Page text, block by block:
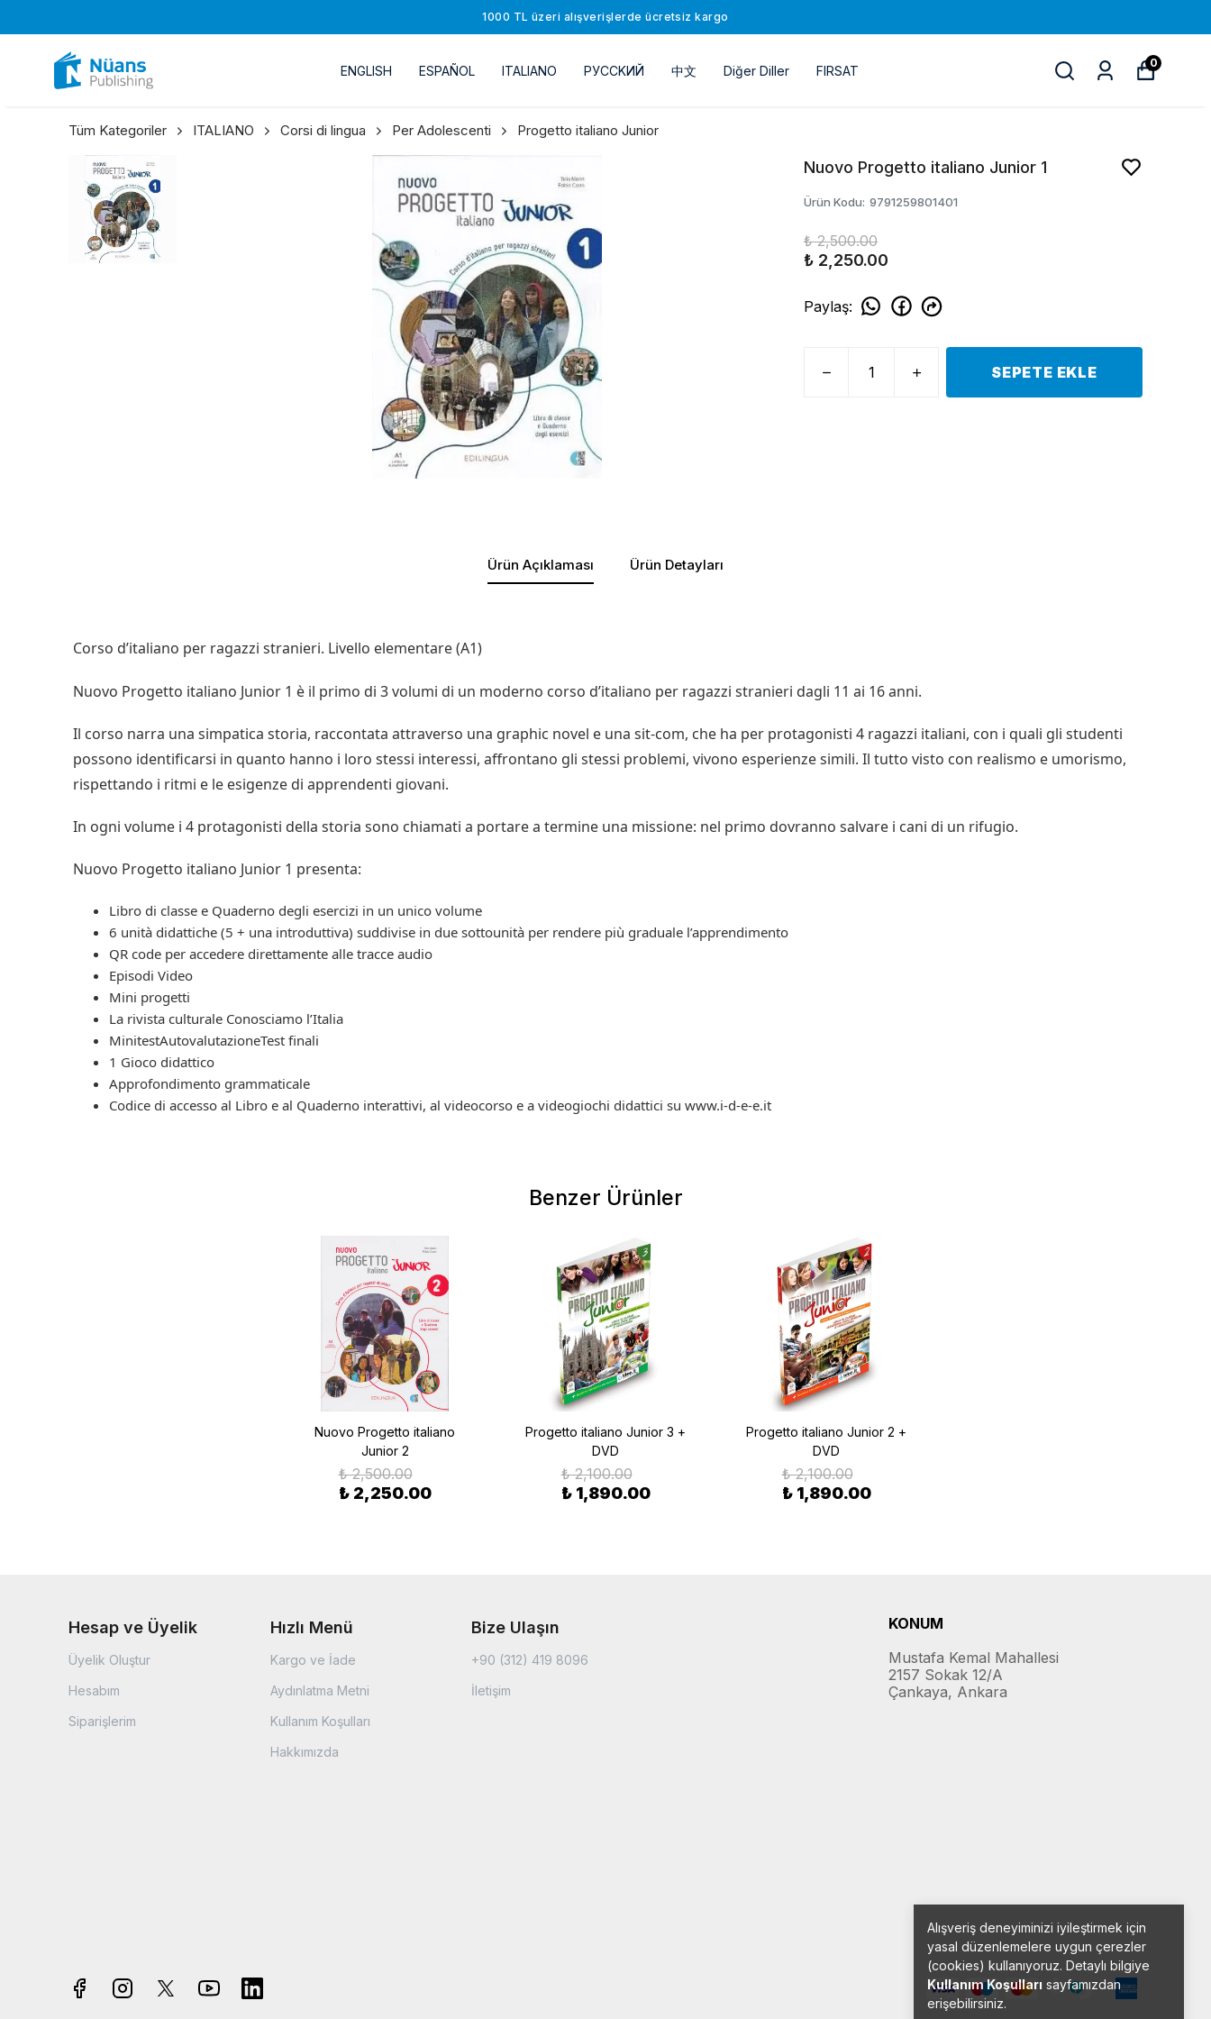
1000 TL üzeri alışverişlerde ücretsiz kargo
ENGLISH ESPAÑOL ITALIANO РУССKИЙ 中文 Diğer Diller FIRSAT
0
Alışveriş deneyiminizi iyileştirmek için
yasal düzenlemelere uygun çerezler
(cookies) kullanıyoruz. Detaylı bilgiye
Kullanım Koşulları sayfamızdan
erişebilirsiniz.
Tüm Kategoriler ITALIANO Corsi di lingua Per Adolescenti Progetto italiano Junior
Nuovo Progetto italiano Junior 1
Ürün Kodu: 9791259801401
₺ 2,500.00
₺ 2,250.00
Paylaş:
SEPETE EKLE
Ürün Açıklaması Ürün Detayları
Corso d’italiano per ragazzi stranieri. Livello elementare (A1)
Nuovo Progetto italiano Junior 1 è il primo di 3 volumi di un moderno corso d’italiano per ragazzi stranieri dagli 11 ai 16 anni.
Il corso narra una simpatica storia, raccontata attraverso una graphic novel e una sit-com, che ha per protagonisti 4 ragazzi italiani, con i quali gli studenti
possono identificarsi in quanto hanno i loro stessi interessi, affrontano gli stessi problemi, vivono esperienze simili. Il tutto visto con realismo e umorismo,
rispettando i ritmi e le esigenze di apprendenti giovani.
In ogni volume i 4 protagonisti della storia sono chiamati a portare a termine una missione: nel primo dovranno salvare i cani di un rifugio.
Nuovo Progetto italiano Junior 1 presenta:
Libro di classe e Quaderno degli esercizi in un unico volume
6 unità didattiche (5 + una introduttiva) suddivise in due sottounità per rendere più graduale l’apprendimento
QR code per accedere direttamente alle tracce audio
Episodi Video
Mini progetti
La rivista culturale Conosciamo l’Italia
MinitestAutovalutazioneTest finali
1 Gioco didattico
Approfondimento grammaticale
Codice di accesso al Libro e al Quaderno interattivi, al videocorso e a videogiochi didattici su www.i-d-e-e.it
Benzer Ürünler
Nuovo Progetto italiano
Junior 2
₺ 2,500.00
₺ 2,250.00
Progetto italiano Junior 3 +
DVD
₺ 2,100.00
₺ 1,890.00
Progetto italiano Junior 2 +
DVD
₺ 2,100.00
₺ 1,890.00
Hesap ve Üyelik
Üyelik Oluştur
Hesabım
Siparişlerim
Hızlı Menü
Kargo ve İade
Aydınlatma Metni
Kullanım Koşulları
Hakkımızda
Bize Ulaşın
+90 (312) 419 8096
İletişim
KONUM
Mustafa Kemal Mahallesi
2157 Sokak 12/A
Çankaya, Ankara